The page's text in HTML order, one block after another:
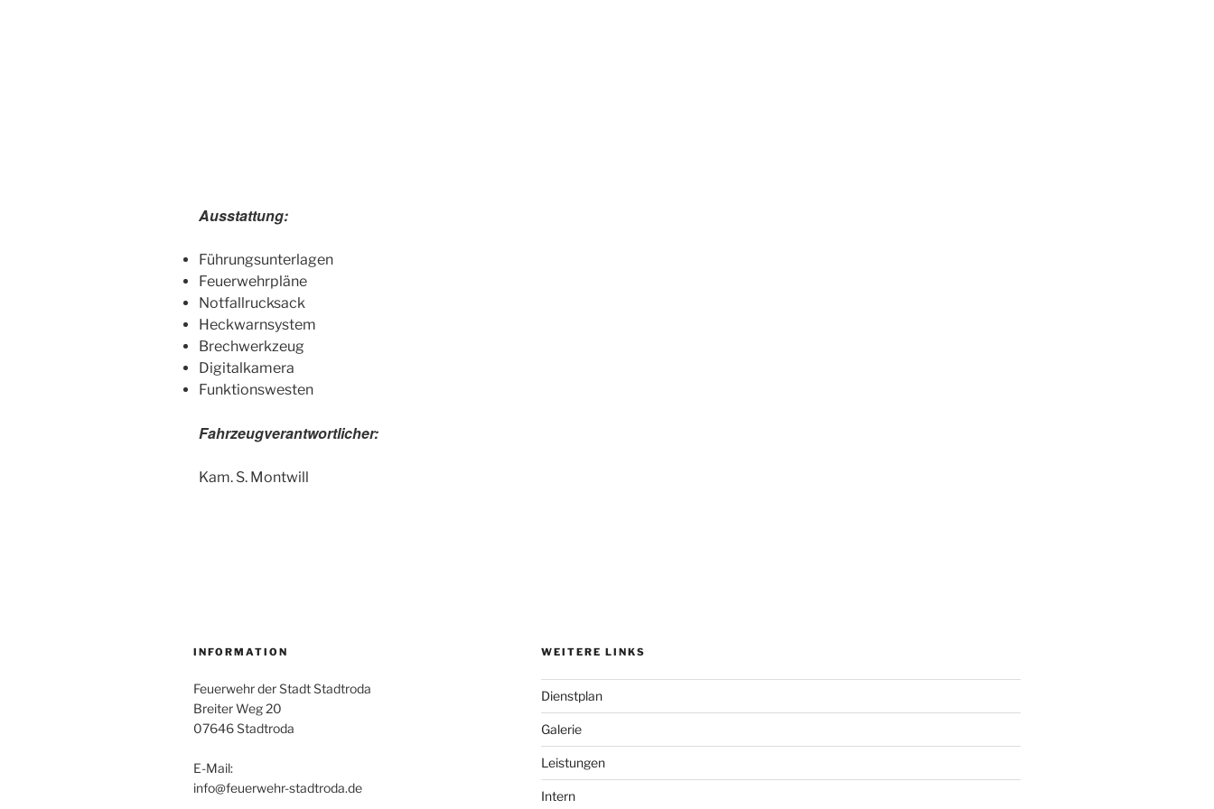
Ausstattung:
Führungsunterlagen
Feuerwehrpläne
Notfallrucksack
Heckwarnsystem
Brechwerkzeug
Digitalkamera
Funktionswesten
Fahrzeugverantwortlicher:
Kam. S. Montwill
INFORMATION
Feuerwehr der Stadt Stadtroda
Breiter Weg 20
07646 Stadtroda
E-Mail:
info@feuerwehr-stadtroda.de
WEITERE LINKS
Dienstplan
Galerie
Leistungen
Intern